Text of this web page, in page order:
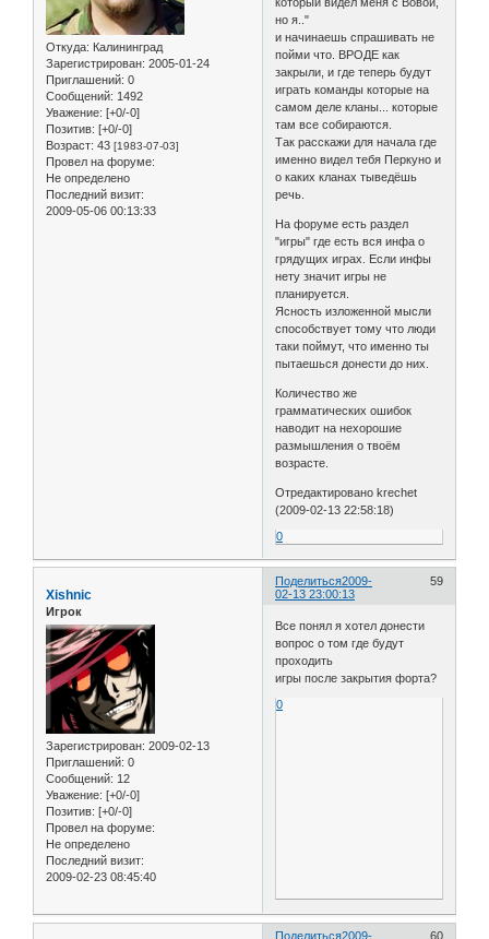
Откуда: Калининград
Зарегистрирован: 2005-01-24
Приглашений: 0
Сообщений: 1492
Уважение: [+0/-0]
Позитив: [+0/-0]
Возраст: 43 [1983-07-03]
Провел на форуме:
Не определено
Последний визит:
2009-05-06 00:13:33
но я.."
и начинаешь спрашивать не
пойми что. ВРОДЕ как
закрыли, и где теперь будут
играть команды которые на
самом деле кланы... которые
там все собираются.
Так расскажи для начала где
именно видел тебя Перкуно и
о каких кланах тыведёшь
речь.
На форуме есть раздел
"игры" где есть вся инфа о
грядущих играх. Если инфы
нету значит игры не
планируется.
Ясность изложенной мысли
способствует тому что люди
таки поймут, что именно ты
пытаешься донести до них.
Количество же
грамматических ошибок
наводит на нехорошие
размышления о твоём
возрасте.
Отредактировано krechet
(2009-02-13 22:58:18)
0
Поделиться 59
2009-
02-13 23:00:13
Xishnic
Игрок
Зарегистрирован: 2009-02-13
Приглашений: 0
Сообщений: 12
Уважение: [+0/-0]
Позитив: [+0/-0]
Провел на форуме:
Не определено
Последний визит:
2009-02-23 08:45:40
Все понял я хотел донести
вопрос о том где будут
проходить
игры после закрытия форта?
0
Поделиться 60
2009-